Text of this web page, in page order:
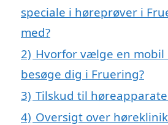
speciale i høreprøver i
med?
2) Hvorfor vælge en
besøge dig i Fruering?
3) Tilskud til
4) Oversigt over